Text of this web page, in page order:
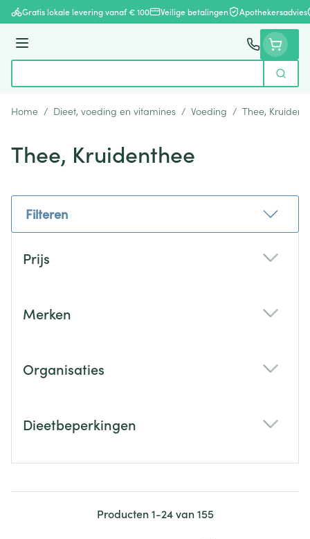
Ga naar de inhoud
Gratis lokale levering vanaf € 100 Veilige betalingen Apothekersadvies
Menu
Zoek
Home / Dieet, voeding en vitamines / Voeding / Thee,
Thee, Kruidenthee
Filteren
Prijs
Merken
Organisaties
Dieetbeperkingen
Producten1-24van155